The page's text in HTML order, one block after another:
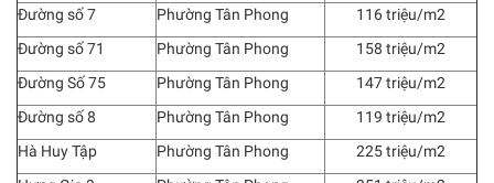
Đường số 7
Phường Tân Phong
116 triệu/m2
Đường số 71
Phường Tân Phong
158 triệu/m2
Đường Số 75
Phường Tân Phong
147 triệu/m2
Đường số 8
Phường Tân Phong
119 triệu/m2
Hà Huy Tập
Phường Tân Phong
225 triệu/m2